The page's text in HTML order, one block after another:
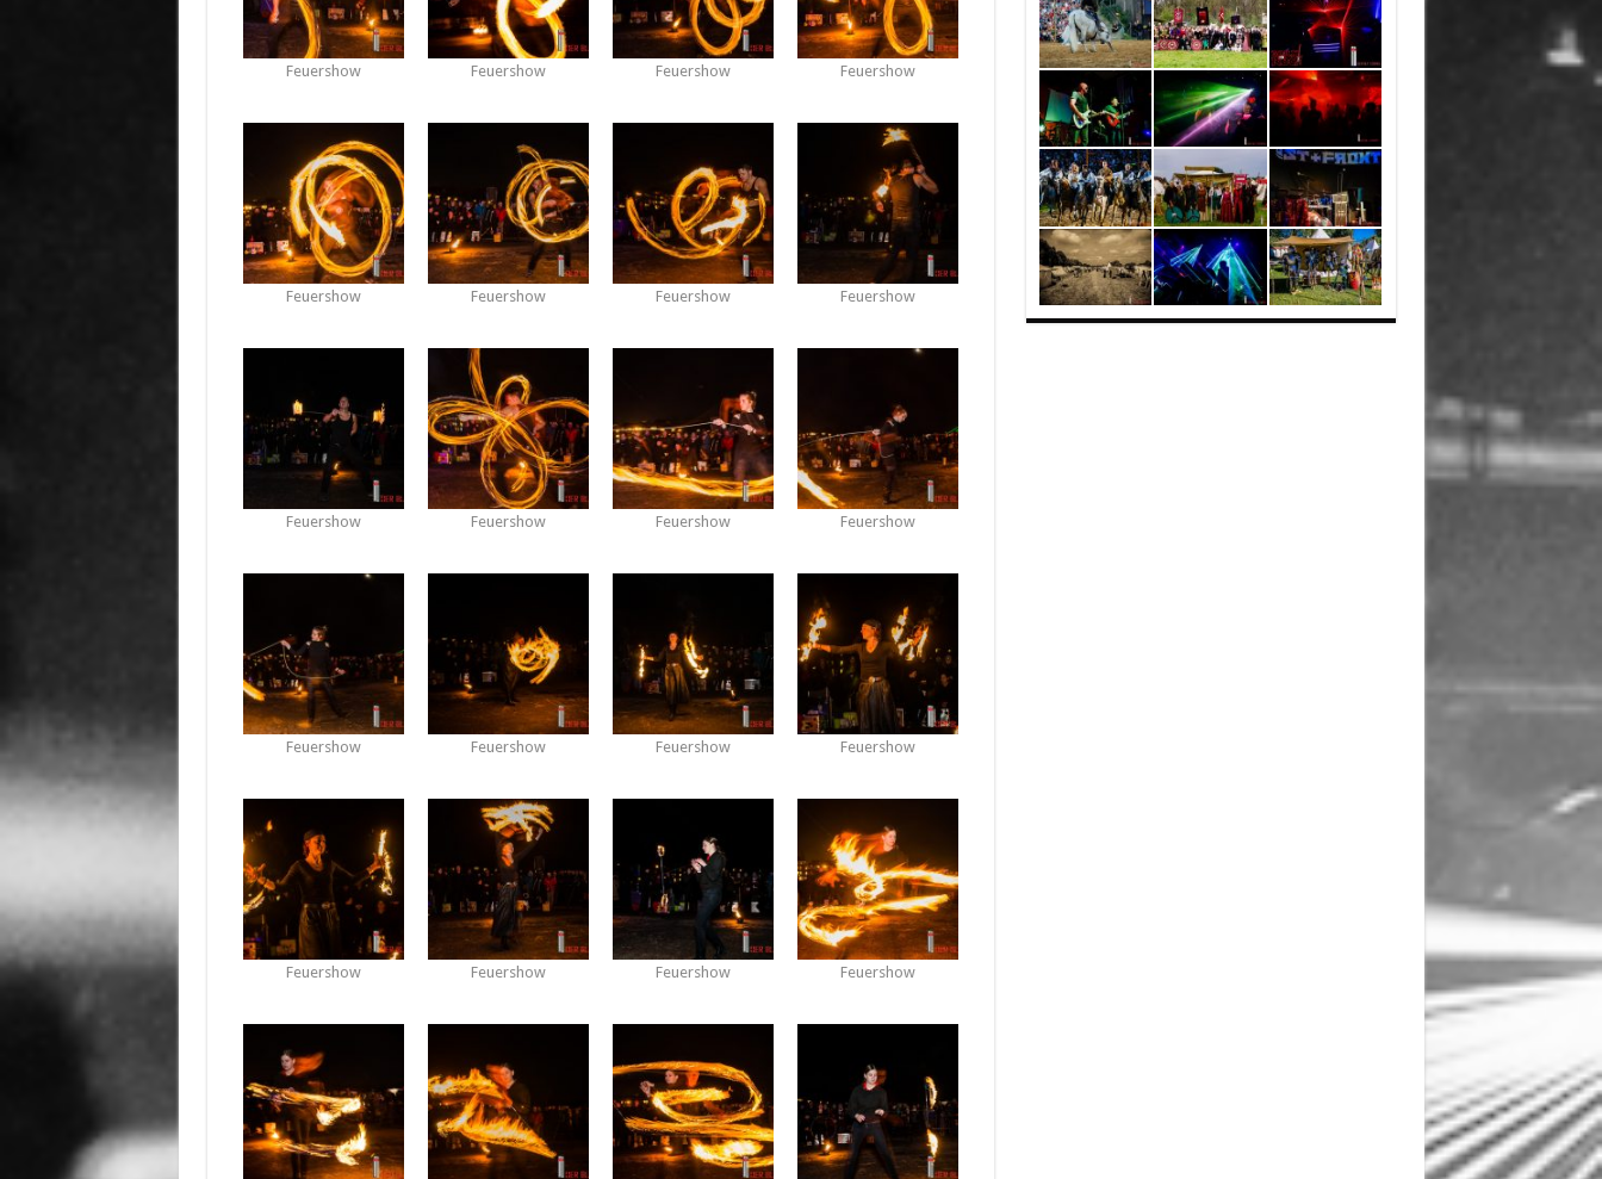
Feuershow Feuershow Feuershow Feuershow
Feuershow Feuershow Feuershow Feuershow
Feuershow Feuershow Feuershow Feuershow
Feuershow Feuershow Feuershow Feuershow
Feuershow Feuershow Feuershow Feuershow